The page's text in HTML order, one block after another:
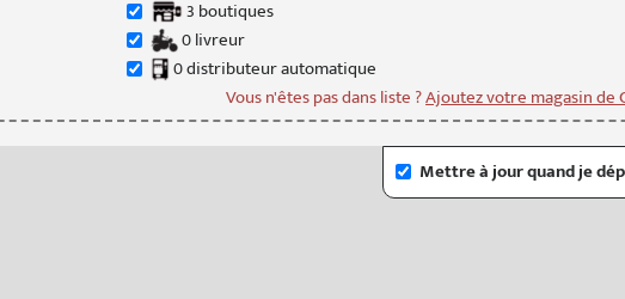
3 boutiques
0livreur
0distributeurautomatique
Vous n'êtes pas dans liste ?Ajoutez votre magasin de
Mettre à jour quand je